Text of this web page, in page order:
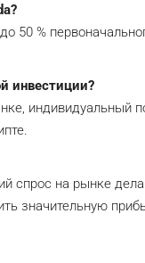
50 %
инвестиции?
индивидуальный
спрос на рынке
значительную